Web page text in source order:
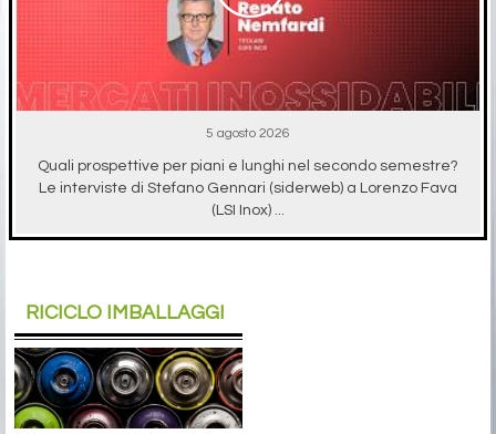
5 agosto 2026
Quali prospettive per piani e lunghi nel secondo semestre?
Le interviste di Stefano Gennari (siderweb) a Lorenzo Fava
(LSI Inox) ...
RICICLO IMBALLAGGI